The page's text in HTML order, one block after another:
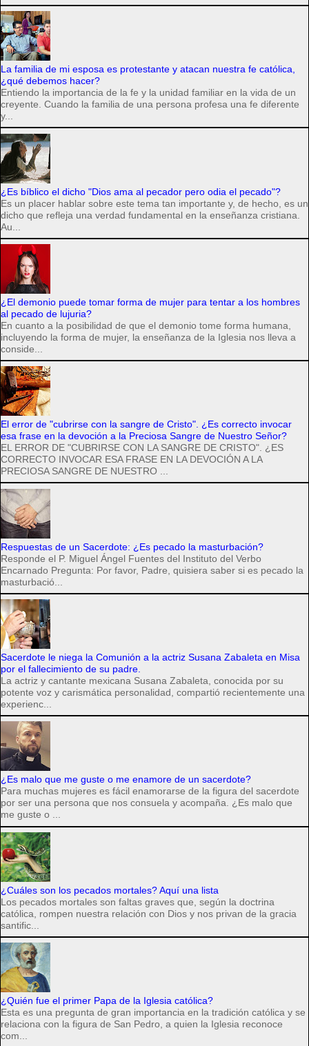
La familia de mi esposa es protestante y atacan nuestra fe católica,
¿qué debemos hacer?
Entiendo la importancia de la fe y la unidad familiar en la vida de un
creyente. Cuando la familia de una persona profesa una fe diferente
y...
¿Es bíblico el dicho "Dios ama al pecador pero odia el pecado"?
Es un placer hablar sobre este tema tan importante y, de hecho, es un
dicho que refleja una verdad fundamental en la enseñanza cristiana.
Au...
¿El demonio puede tomar forma de mujer para tentar a los hombres
al pecado de lujuria?
En cuanto a la posibilidad de que el demonio tome forma humana,
incluyendo la forma de mujer, la enseñanza de la Iglesia nos lleva a
conside...
El error de "cubrirse con la sangre de Cristo". ¿Es correcto invocar
esa frase en la devoción a la Preciosa Sangre de Nuestro Señor?
EL ERROR DE "CUBRIRSE CON LA SANGRE DE CRISTO". ¿ES
CORRECTO INVOCAR ESA FRASE EN LA DEVOCIÓN A LA
PRECIOSA SANGRE DE NUESTRO ...
Respuestas de un Sacerdote: ¿Es pecado la masturbación?
Responde el P. Miguel Ángel Fuentes del Instituto del Verbo
Encarnado Pregunta: Por favor, Padre, quisiera saber si es pecado la
masturbació...
Sacerdote le niega la Comunión a la actriz Susana Zabaleta en Misa
por el fallecimiento de su padre.
La actriz y cantante mexicana Susana Zabaleta, conocida por su
potente voz y carismática personalidad, compartió recientemente una
experienc...
¿Es malo que me guste o me enamore de un sacerdote?
Para muchas mujeres es fácil enamorarse de la figura del sacerdote
por ser una persona que nos consuela y acompaña. ¿Es malo que
me guste o ...
¿Cuáles son los pecados mortales? Aquí una lista
Los pecados mortales son faltas graves que, según la doctrina
católica, rompen nuestra relación con Dios y nos privan de la gracia
santific...
¿Quién fue el primer Papa de la Iglesia católica?
Esta es una pregunta de gran importancia en la tradición católica y se
relaciona con la figura de San Pedro, a quien la Iglesia reconoce
com...